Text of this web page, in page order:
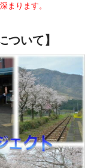
まります。
ついて】